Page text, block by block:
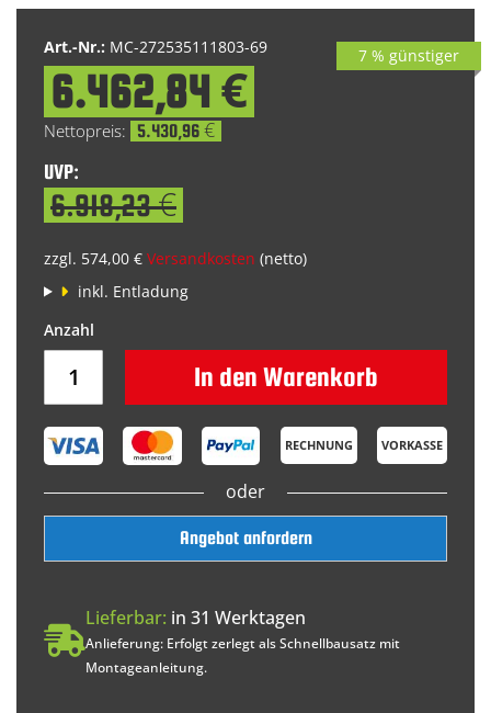
Art.-Nr.: MC-272535111803-69
Special
Price
6.462,84 €
5.430,96 €
UVP:
6.918,23 €
zzgl. 574,00 € Versandkosten (netto)
inkl. Entladung
In den Warenkorb
RECHNUNG VORKASSE
oder
Angebot anfordern
Lieferbar: in 31 Werktagen
Anlieferung: Erfolgt zerlegt als Schnellbausatz mit
Montageanleitung.
7 % günstiger